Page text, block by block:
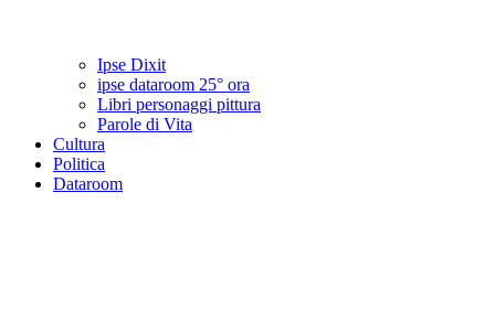
Ipse Dixit
ipse dataroom 25° ora
Libri personaggi pittura
Parole di Vita
Cultura
Politica
Dataroom